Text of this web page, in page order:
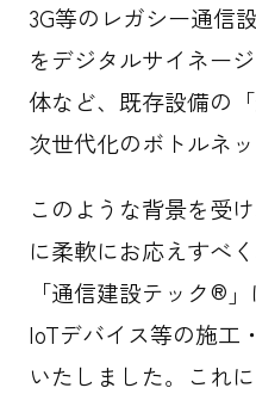
3G等のレガシー通信
をデジタルサイネー
体など、既存設備の
次世代化のボトルネ
このような背景を受
に柔軟にお応えすべ
「通信建設テック®
IoTデバイス等の施工
いたしました。これ